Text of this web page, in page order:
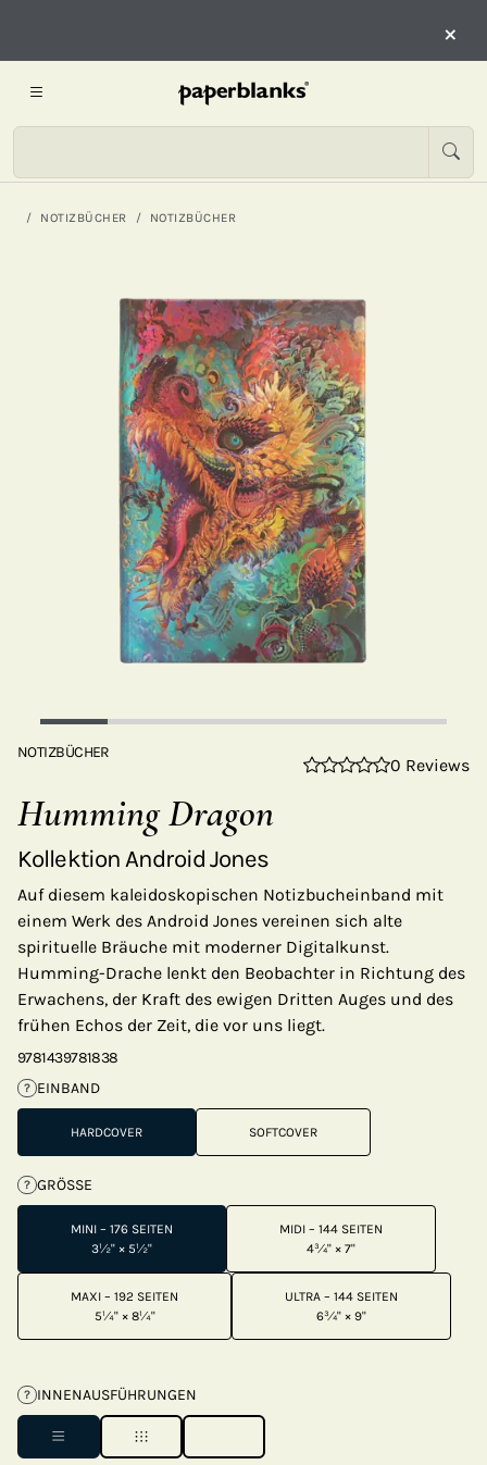
×
NOTIZBÜCHER NOTIZBÜCHER
NOTIZBÜCHER
0 Reviews
Humming Dragon
Kollektion Android Jones
Auf diesem kaleidoskopischen Notizbucheinband mit
einem Werk des Android Jones vereinen sich alte
spirituelle Bräuche mit moderner Digitalkunst.
Humming-Drache lenkt den Beobachter in Richtung des
Erwachens, der Kraft des ewigen Dritten Auges und des
frühen Echos der Zeit, die vor uns liegt.
9781439781838
? EINBAND
HARDCOVER SOFTCOVER
? GRÖSSE
MINI – 176 SEITEN
3½" × 5½"
MIDI – 144 SEITEN
4¾" × 7"
MAXI – 192 SEITEN
5¼" × 8¼"
ULTRA – 144 SEITEN
6¾" × 9"
? INNENAUSFÜHRUNGEN